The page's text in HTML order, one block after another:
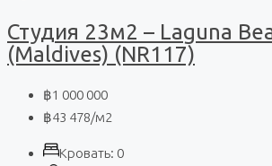
Студия 23м2 – Laguna
(Maldives) (NR117)
฿1 000 000
฿43 478/м2
Кровать: 0